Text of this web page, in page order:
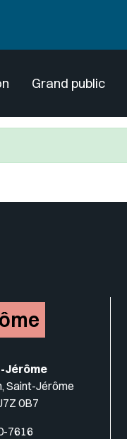
Grand public
Jérôme
Saint-Jérôme
0B7
7616